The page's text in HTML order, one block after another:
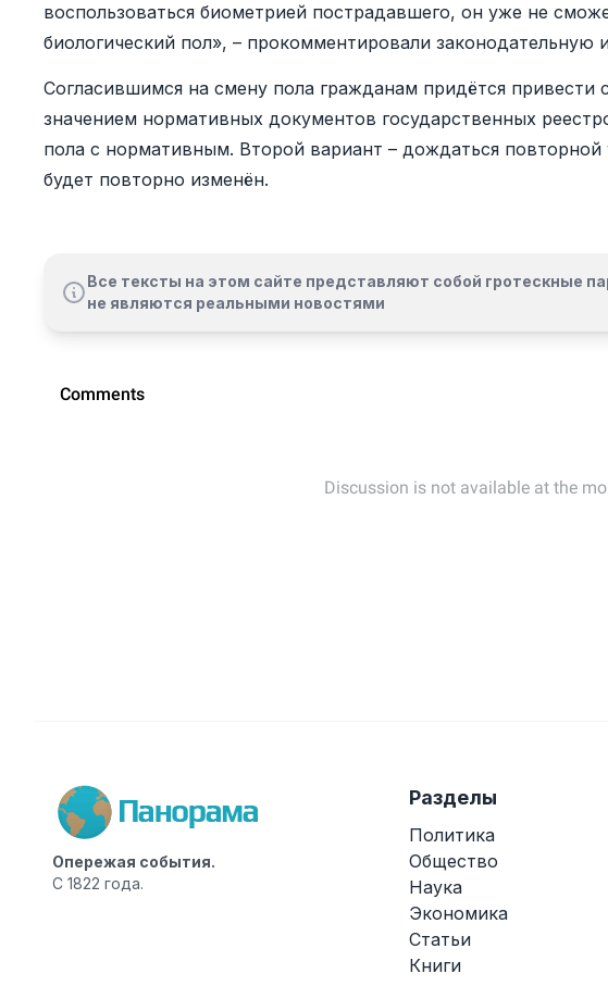
воспользоваться биометрией пострадавшего, он уже не
биологический пол», – прокомментировали законодательную
Согласившимся на смену пола гражданам придётся привести
значением нормативных документов государственных
пола с нормативным. Второй вариант – дождаться повторной
будет повторно изменён.
Все тексты на этом сайте представляют собой гротескные
не являются реальными новостями
Опережая события.
С 1822 года.
Разделы
Политика
Общество
Наука
Экономика
Статьи
Книги